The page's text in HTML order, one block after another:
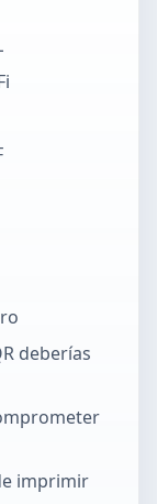
deberías
imprimir